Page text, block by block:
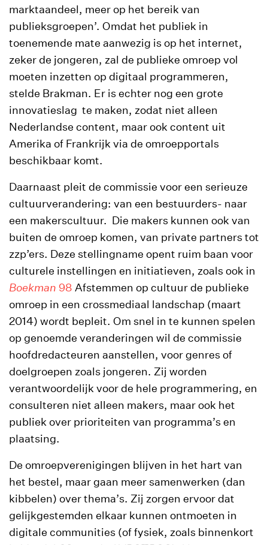
marktaandeel, meer op het bereik van
publieksgroepen’. Omdat het publiek in
toenemende mate aanwezig is op het internet,
zeker de jongeren, zal de publieke omroep vol
moeten inzetten op digitaal programmeren,
stelde Brakman. Er is echter nog een grote
innovatieslag te maken, zodat niet alleen
Nederlandse content, maar ook content uit
Amerika of Frankrijk via de omroepportals
beschikbaar komt.
Daarnaast pleit de commissie voor een serieuze
cultuurverandering: van een bestuurders- naar
een makerscultuur. Die makers kunnen ook van
buiten de omroep komen, van private partners tot
zzp’ers. Deze stellingname opent ruim baan voor
culturele instellingen en initiatieven, zoals ook in
Boekman 98 Afstemmen op cultuur de publieke
omroep in een crossmediaal landschap (maart
2014) wordt bepleit. Om snel in te kunnen spelen
op genoemde veranderingen wil de commissie
hoofdredacteuren aanstellen, voor genres of
doelgroepen zoals jongeren. Zij worden
verantwoordelijk voor de hele programmering, en
consulteren niet alleen makers, maar ook het
publiek over prioriteiten van programma’s en
plaatsing.
De omroepverenigingen blijven in het hart van
het bestel, maar gaan meer samenwerken (dan
kibbelen) over thema’s. Zij zorgen ervoor dat
gelijkgestemden elkaar kunnen ontmoeten in
digitale communities (of fysiek, zoals binnenkort